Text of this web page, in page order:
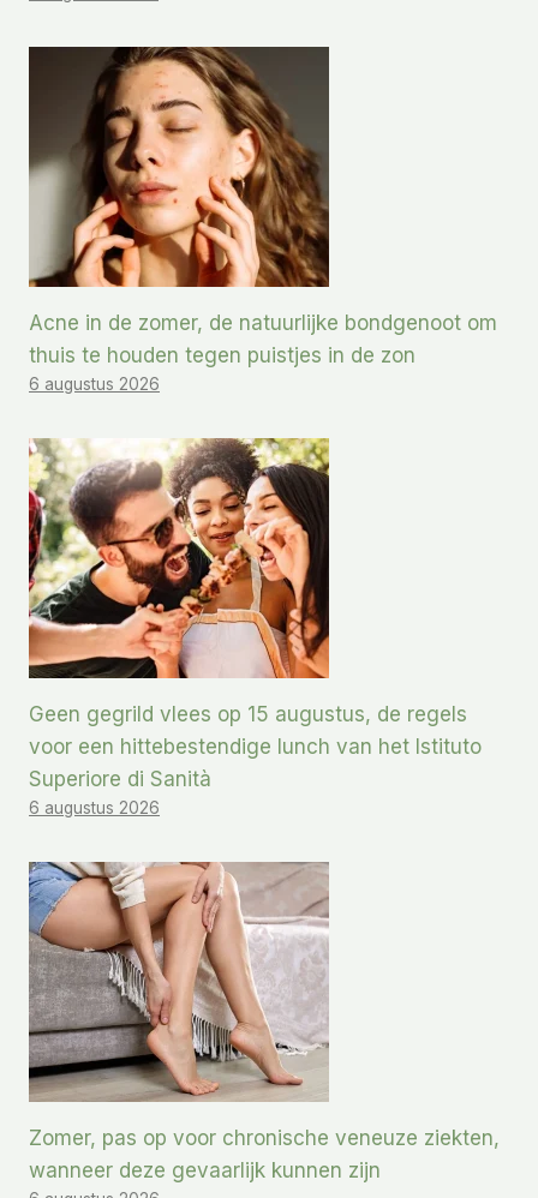
Acne in de zomer, de natuurlijke bondgenoot om
thuis te houden tegen puistjes in de zon
6 augustus 2026
Geen gegrild vlees op 15 augustus, de regels
voor een hittebestendige lunch van het Istituto
Superiore di Sanità
6 augustus 2026
Zomer, pas op voor chronische veneuze ziekten,
wanneer deze gevaarlijk kunnen zijn